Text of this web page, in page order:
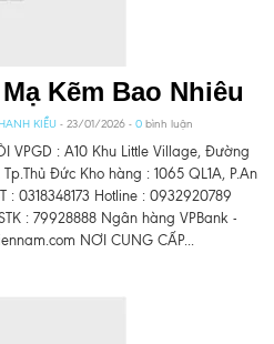
Kẽm Bao Nhiêu
KIỀU - 23/01/2026 - 0 bình luận
VPGD : A10 Khu Little Village, Đường
Đức Kho hàng : 1065 QL1A, P.An
: 0318348173 Hotline : 0932920789
: 79928888 Ngân hàng VPBank -
NƠI CUNG CẤP...